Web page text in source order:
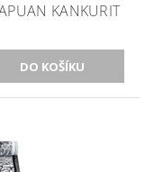
KANKURIT